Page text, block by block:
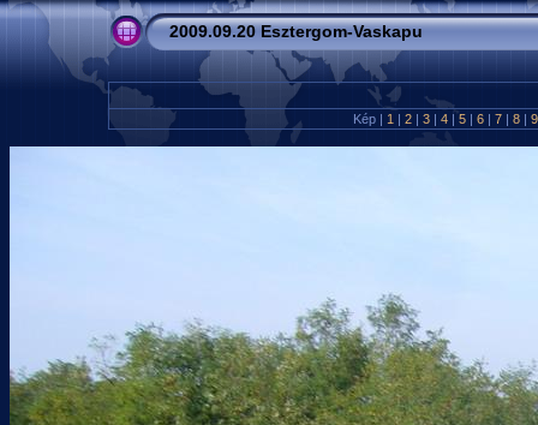
2009.09.20 Esztergom-Vaskapu
Kép | 1 | 2 | 3 | 4 | 5 | 6 | 7 | 8 |